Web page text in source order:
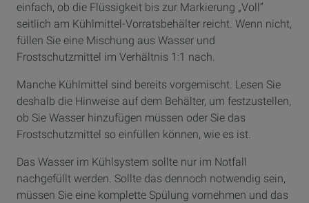
einfach, ob die Flüssigkeit bis zur Markierung „Voll”
seitlich am Kühlmittel-Vorratsbehälter reicht. Wenn nicht,
füllen Sie eine Mischung aus Wasser und
Frostschutzmittel im Verhältnis 1:1 nach.
Manche Kühlmittel sind bereits vorgemischt. Lesen Sie
deshalb die Hinweise auf dem Behälter, um festzustellen,
ob Sie Wasser hinzufügen müssen oder Sie das
Frostschutzmittel so einfüllen können, wie es ist.
Das Wasser im Kühlsystem sollte nur im Notfall
nachgefüllt werden. Sollte das dennoch notwendig sein,
müssen Sie eine komplette Spülung vornehmen und das